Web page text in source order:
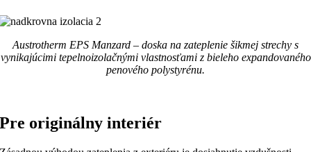
Austrotherm EPS Manzard – doska na zateplenie šikmej strechy s
vynikajúcimi tepelnoizolačnými vlastnosťami z bieleho expandovaného
penového polystyrénu.
Pre originálny interiér